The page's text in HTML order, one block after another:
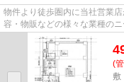
物件より徒歩圏内に当社営業
容・物販などの様々な業種の
尚、弊社ではおとり広告は一切
(
敷